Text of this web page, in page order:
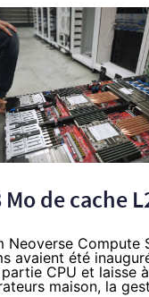
de cache
Compute
avaient été
CPU et laisse
maison, la